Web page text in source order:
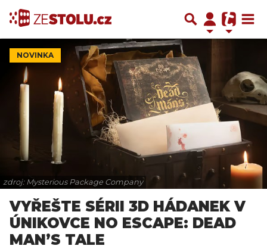
NOVINKA
zdroj: Mysterious Package Company
VYŘEŠTE SÉRII 3D HÁDANEK V
ÚNIKOVCE NO ESCAPE: DEAD
MAN’S TALE